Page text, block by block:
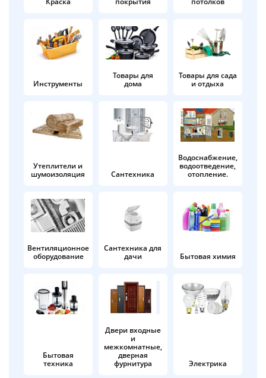
Инструменты
Товары для
дома
Товары для сада
и отдыха
Утеплители и
шумоизоляция
Сантехника
Водоснабжение,
водоотведение,
отопление.
Вентиляционное
оборудование
Сантехника для
дачи
Бытовая химия
Бытовая
техника
Двери входные
и
межкомнатные,
дверная
фурнитура
Электрика
в корзину
Оплачивайте сегодня только
25% картой любого банка
Получайте товар
выбранный способом
Оставшиеся
% будут
по25%каждые 2 недели
Подробнее
об оплате Плайтом
раз в 2
Остались вопросы?
8 800 302-02-51
plait.ru